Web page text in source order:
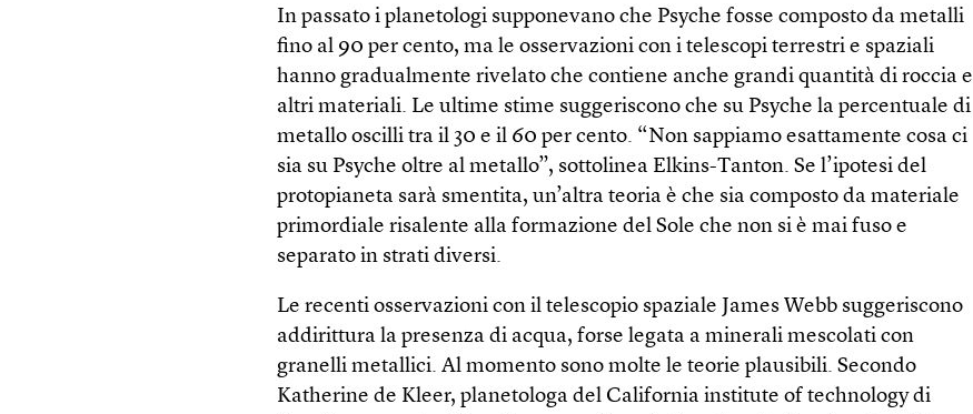
In passato i planetologi supponevano che Psyche fosse composto da metalli
fino al 90 per cento, ma le osservazioni con i telescopi terrestri e spaziali
hanno gradualmente rivelato che contiene anche grandi quantità di roccia e
altri materiali. Le ultime stime suggeriscono che su Psyche la percentuale di
metallo oscilli tra il 30 e il 60 per cento. “Non sappiamo esattamente cosa ci
sia su Psyche oltre al metallo”, sottolinea Elkins-Tanton. Se l’ipotesi del
protopianeta sarà smentita, un’altra teoria è che sia composto da materiale
primordiale risalente alla formazione del Sole che non si è mai fuso e
separato in strati diversi.
Le recenti osservazioni con il telescopio spaziale James Webb suggeriscono
addirittura la presenza di acqua, forse legata a minerali mescolati con
granelli metallici. Al momento sono molte le teorie plausibili. Secondo
Katherine de Kleer, planetologa del California institute of technology di